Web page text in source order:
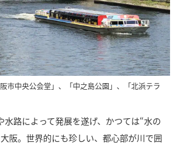
市中央公会堂」、「中之島公園」、「北浜テラ
水路によって発展を遂げ、かつては“水の
阪。世界的にも珍しい、都心部が川で囲